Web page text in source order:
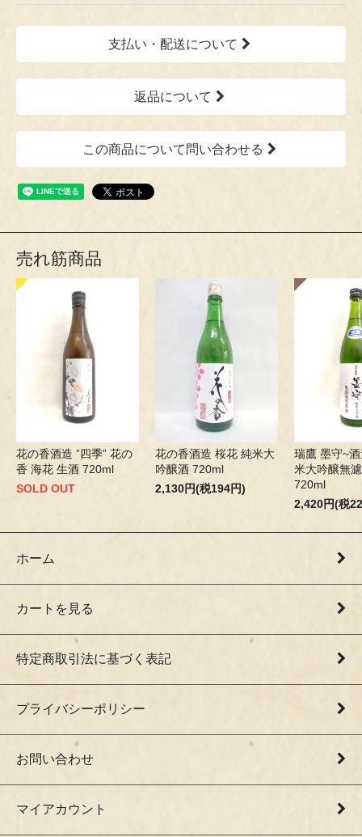
支払い・配送について
返品について
この商品について問い合わせる
売れ筋商品
花の香酒造 ”四季” 花の
香 海花 生酒 720ml
SOLD OUT
花の香酒造 桜花 純米大
吟醸酒 720ml
2,130円(税194円)
瑞鷹 墨守~
米大吟醸無
720ml
2,420円(税
ホーム
カートを見る
特定商取引法に基づく表記
プライバシーポリシー
お問い合わせ
マイアカウント